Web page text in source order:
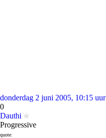
donderdag 2 juni 2005, 10:15 uur
0
Dauthi
Progressive
quote: